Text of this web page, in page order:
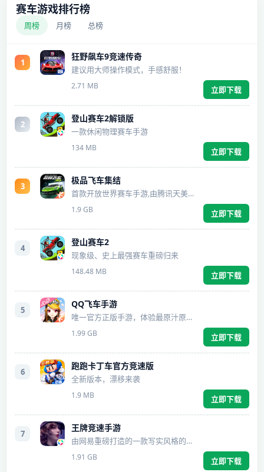
赛车游戏排行榜
周榜 月榜 总榜
1
狂野飙车9竞速传奇
建议用大师操作模式，手感舒服！
2.71 MB 立即下载
2
登山赛车2解锁版
一款休闲物理赛车手游
134 MB 立即下载
3
极品飞车集结
首款开放世界赛车手游,由腾讯天美研发,获得EA正版授权。
1.9 GB 立即下载
4
登山赛车2
现象级、史上最强赛车重磅归来
148.48 MB 立即下载
5
QQ飞车手游
唯一官方正版手游，体验最原汁原味的漂移！
1.99 GB 立即下载
6
跑跑卡丁车官方竞速版
全新版本，漂移来袭
1.9 MB 立即下载
7
王牌竞速手游
由网易重磅打造的一款写实风格的创新赛车手游
1.91 GB 立即下载